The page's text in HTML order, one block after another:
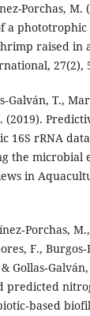
Porchas, M.
a
raised in
27(2),
T.,
(2019).
16S rRNA
the microbial
in
F.,
predicted